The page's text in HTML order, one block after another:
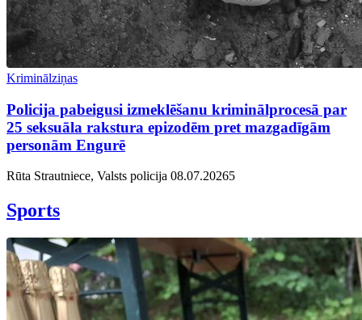
Kriminālziņas
Policija pabeigusi izmeklēšanu kriminālprocesā par
25 seksuāla rakstura epizodēm pret mazgadīgām
personām Engurē
Rūta Strautniece, Valsts policija 08.07.20265
Sports